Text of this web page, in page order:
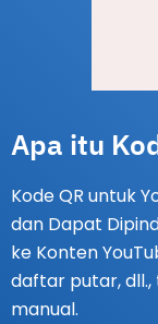
Apa itu
Kode QR untuk
dan Dapat
ke Konten
daftar putar,
manual.